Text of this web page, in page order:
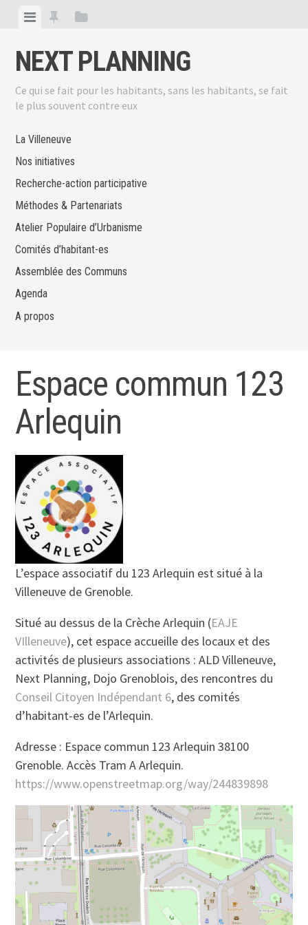
content
ViewView
posts
View
NEXT PLANNING
Ce qui se fait pour les habitants, sans les habitants, se fait
le plus souvent contre eux
La Villeneuve
Nos initiatives
Recherche-action participative
Méthodes & Partenariats
Atelier Populaire d’Urbanisme
Comités d’habitant-es
Assemblée des Communs
Agenda
A propos
Espace commun 123
Arlequin
L’espace associatif du 123 Arlequin est situé à la
Villeneuve de Grenoble.
Situé au dessus de la Crèche Arlequin (EAJE
VIlleneuve), cet espace accueille des locaux et des
activités de plusieurs associations : ALD Villeneuve,
Next Planning, Dojo Grenoblois, des rencontres du
Conseil Citoyen Indépendant 6, des comités
d’habitant-es de l’Arlequin.
Adresse : Espace commun 123 Arlequin 38100
Grenoble. Accès Tram A Arlequin.
https://www.openstreetmap.org/way/244839898